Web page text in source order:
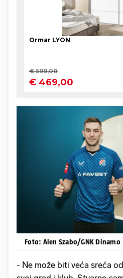
Foto: Alen Szabo/GNK Dinamo
- Ne može biti veća sreća